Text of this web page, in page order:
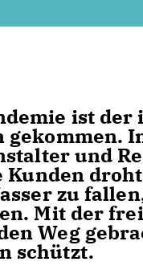
ist
und
zu
Mit der
Weg
schützt.